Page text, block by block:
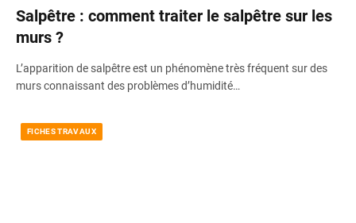
Salpêtre : comment traiter le salpêtre sur les
murs ?
L’apparition de salpêtre est un phénomène très fréquent sur des
murs connaissant des problèmes d’humidité…
FICHES TRAVAUX